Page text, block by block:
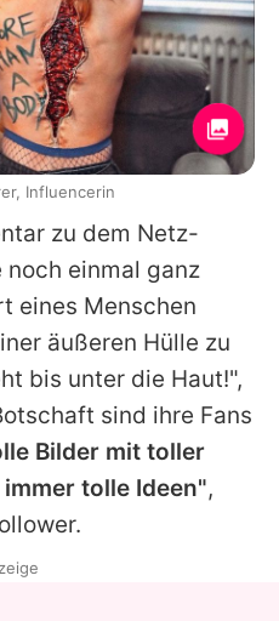
zu dem Netz-
noch einmal ganz
eines Menschen
äußeren Hülle zu
bis unter die Haut!",
sind ihre Fans
Bilder mit toller
tolle Ideen",
Influencerin